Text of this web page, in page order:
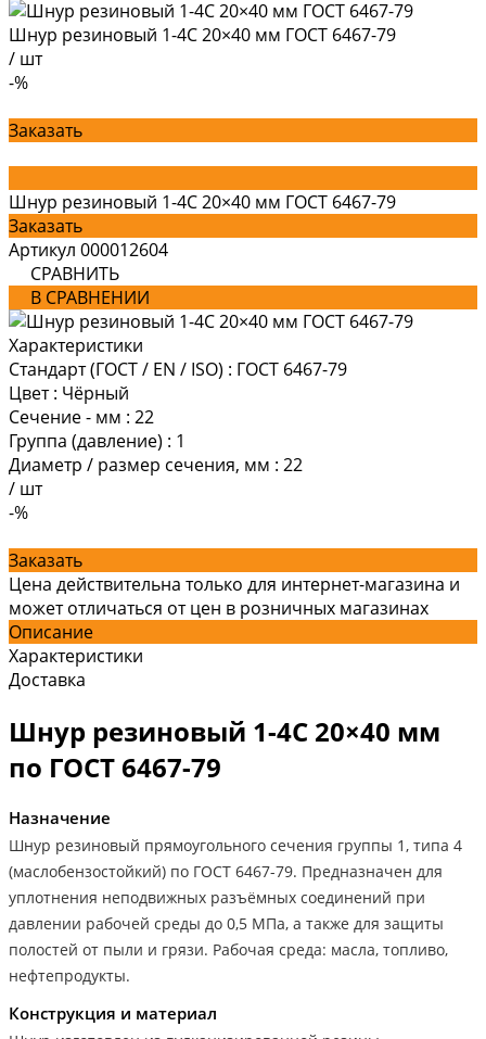
Шнур резиновый 1-4С 20×40 мм ГОСТ 6467-79
/ шт
-%
Заказать
Шнур резиновый 1-4С 20×40 мм ГОСТ 6467-79
Заказать
Артикул 000012604
СРАВНИТЬ
В СРАВНЕНИИ
Характеристики
Стандарт (ГОСТ / EN / ISO) : ГОСТ 6467-79
Цвет : Чёрный
Сечение - мм : 22
Группа (давление) : 1
Диаметр / размер сечения, мм : 22
/ шт
-%
Заказать
Цена действительна только для интернет-магазина и
может отличаться от цен в розничных магазинах
Описание
Характеристики
Доставка
Шнур резиновый 1-4С 20×40 мм
по ГОСТ 6467-79
Назначение
Шнур резиновый прямоугольного сечения группы 1, типа 4
(маслобензостойкий) по ГОСТ 6467-79. Предназначен для
уплотнения неподвижных разъёмных соединений при
давлении рабочей среды до 0,5 МПа, а также для защиты
полостей от пыли и грязи. Рабочая среда: масла, топливо,
нефтепродукты.
Конструкция и материал